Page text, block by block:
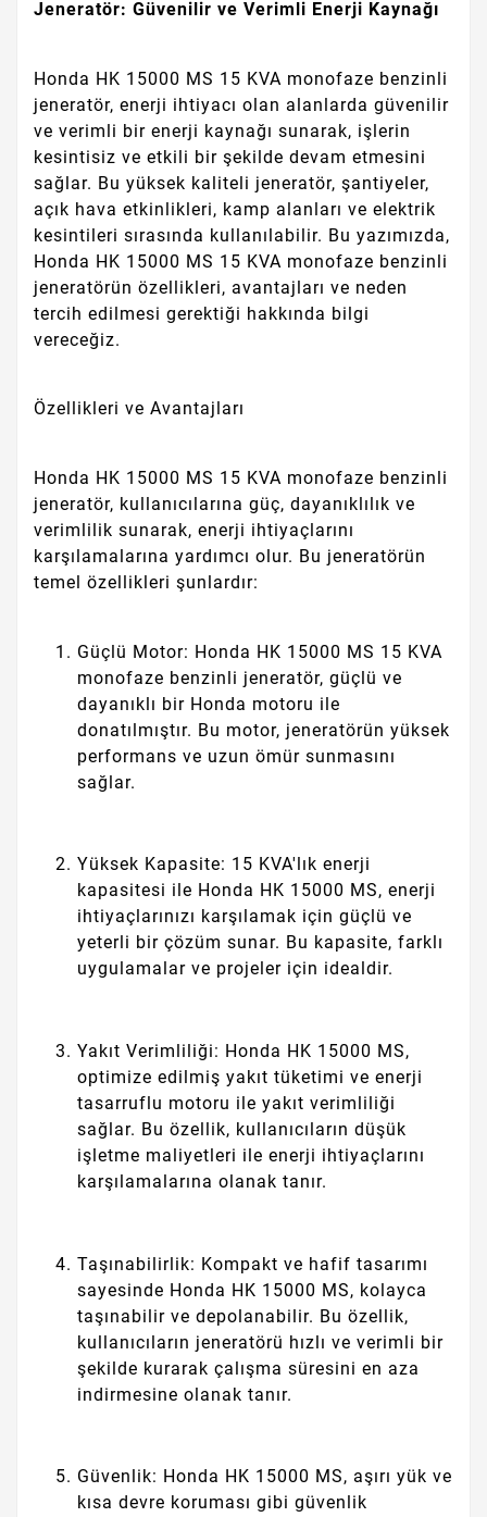
Jeneratör: Güvenilir ve Verimli Enerji Kaynağı
Honda HK 15000 MS 15 KVA monofaze benzinli
jeneratör, enerji ihtiyacı olan alanlarda güvenilir
ve verimli bir enerji kaynağı sunarak, işlerin
kesintisiz ve etkili bir şekilde devam etmesini
sağlar. Bu yüksek kaliteli jeneratör, şantiyeler,
açık hava etkinlikleri, kamp alanları ve elektrik
kesintileri sırasında kullanılabilir. Bu yazımızda,
Honda HK 15000 MS 15 KVA monofaze benzinli
jeneratörün özellikleri, avantajları ve neden
tercih edilmesi gerektiği hakkında bilgi
vereceğiz.
Özellikleri ve Avantajları
Honda HK 15000 MS 15 KVA monofaze benzinli
jeneratör, kullanıcılarına güç, dayanıklılık ve
verimlilik sunarak, enerji ihtiyaçlarını
karşılamalarına yardımcı olur. Bu jeneratörün
temel özellikleri şunlardır:
Güçlü Motor: Honda HK 15000 MS 15 KVA
monofaze benzinli jeneratör, güçlü ve
dayanıklı bir Honda motoru ile
donatılmıştır. Bu motor, jeneratörün yüksek
performans ve uzun ömür sunmasını
sağlar.
Yüksek Kapasite: 15 KVA'lık enerji
kapasitesi ile Honda HK 15000 MS, enerji
ihtiyaçlarınızı karşılamak için güçlü ve
yeterli bir çözüm sunar. Bu kapasite, farklı
uygulamalar ve projeler için idealdir.
Yakıt Verimliliği: Honda HK 15000 MS,
optimize edilmiş yakıt tüketimi ve enerji
tasarruflu motoru ile yakıt verimliliği
sağlar. Bu özellik, kullanıcıların düşük
işletme maliyetleri ile enerji ihtiyaçlarını
karşılamalarına olanak tanır.
Taşınabilirlik: Kompakt ve hafif tasarımı
sayesinde Honda HK 15000 MS, kolayca
taşınabilir ve depolanabilir. Bu özellik,
kullanıcıların jeneratörü hızlı ve verimli bir
şekilde kurarak çalışma süresini en aza
indirmesine olanak tanır.
Güvenlik: Honda HK 15000 MS, aşırı yük ve
kısa devre koruması gibi güvenlik